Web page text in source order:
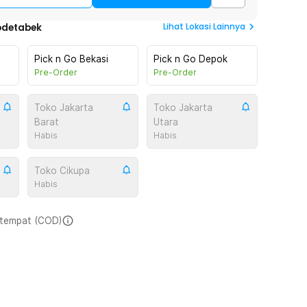
Lihat Lokasi Lainnya
Pick n Go Bekasi
Pre-Order
Pick n Go Depok
Pre-Order
Toko Jakarta
Barat
Habis
Toko Jakarta
Utara
Habis
Toko Cikupa
Habis
(COD)